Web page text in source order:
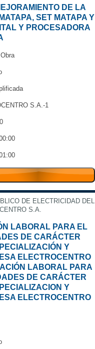
DE LA
SET MATAPA Y
Y PROCESADORA
S.A.-1
DE ELECTRICIDAD DEL
S.A.
LABORAL PARA EL
DE CARÁCTER
Y
ELECTROCENTRO
LABORAL PARA
DE CARÁCTER
Y
ELECTROCENTRO